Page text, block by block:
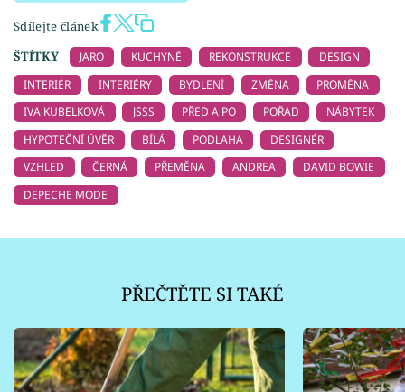
Sdílejte článek
ŠTÍTKY
JARO KUCHYNĚ REKONSTRUKCE
DESIGN
INTERIÉR
INTERIÉRY BYDLENÍ ZMĚNA
PROMĚNA
IVA KUBELKOVÁ
JSSS PŘED A PO POŘAD
NÁBYTEK
HYPOTEČNÍ ÚVĚR
BÍLÁ PODLAHA
DESIGNÉR
VZHLED
ČERNÁ PŘEMĚNA ANDREA
DAVID BOWIE
DEPECHE MODE
PŘEČTĚTE SI TAKÉ